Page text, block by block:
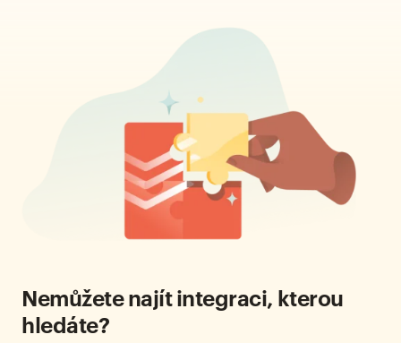
Nemůžete najít integraci, kterou
hledáte?